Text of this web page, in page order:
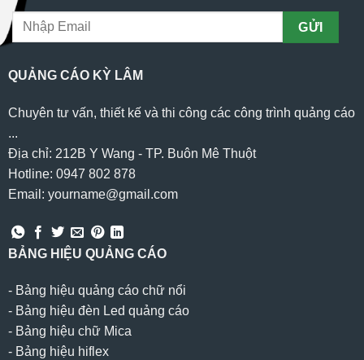
QUẢNG CÁO KỲ LÂM
Chuyên tư vấn, thiết kế và thi công các công trình quảng cáo
...
Địa chỉ: 212B Y Wang - TP. Buôn Mê Thuột
Hotline: 0947 802 878
Email: yourname@gmail.com
BẢNG HIỆU QUẢNG CÁO
- Bảng hiệu quảng cáo chữ nổi
- Bảng hiệu đèn Led quảng cáo
- Bảng hiệu chữ Mica
- Bảng hiệu hiflex